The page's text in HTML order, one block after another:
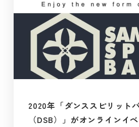
2020年「ダンススピリット
（DSB）」がオンラインイ